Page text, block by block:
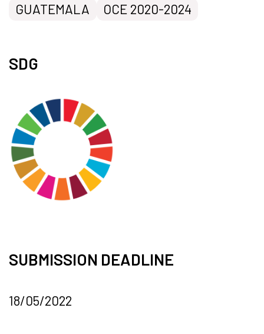
GUATEMALA OCE 2020-2024
SDG
SUBMISSION DEADLINE
18/05/2022